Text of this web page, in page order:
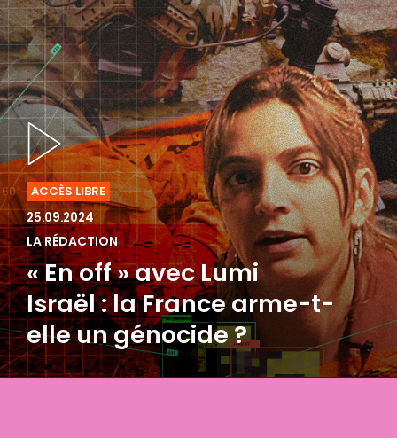
ACCÈS LIBRE
25.09.2024
LA RÉDACTION
« En off » avec Lumi
Israël : la France arme-t-
elle un génocide ?